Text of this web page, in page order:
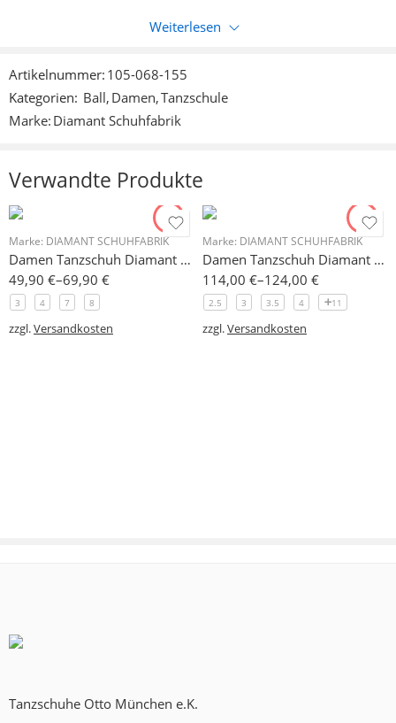
Nur eingeloggte Kunden, die dieses Produkt gekauft haben,
Rezensionen
Weiterlesen
Artikelnummer: 105-068-155
Kategorien: Ball, Damen,Tanzschule
Marke: Diamant Schuhfabrik
Verwandte Produkte
Marke: DIAMANT SCHUHFABRIK
Damen Tanzschuh Diamant Modell 25 nur noch Restpaare
49,90 €–69,90 €
3 4 7 8
zzgl.Versandkosten
Marke: DIAMANT SCHUHFABRIK
Damen Tanzschuh Diamant Modell 51
114,00 €–124,00 €
2.5 3 3.5 4 11
zzgl.Versandkosten
Tanzschuhe Otto München e.K.